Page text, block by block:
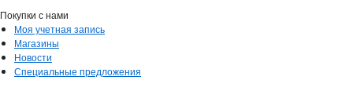
Покупки с нами
Моя учетная запись
Магазины
Новости
Специальные предложения